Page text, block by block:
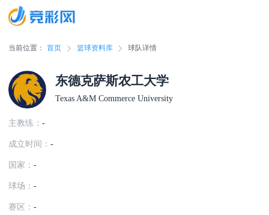
当前位置： 首页 篮球资料库 球队详情
东德克萨斯农工大学
Texas A&M Commerce University
主教练：-
成立时间：-
国家：-
球场：-
赛区：-